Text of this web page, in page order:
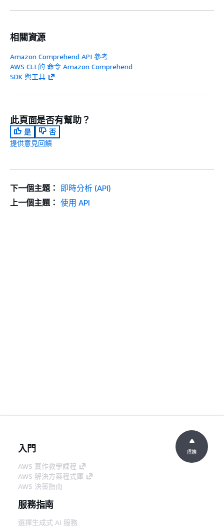
相關資源
Amazon Comprehend API 參考
AWS CLI 的 命令 Amazon Comprehend
SDK 與工具
此頁面是否有幫助？
是
否
提供意見回饋
下一個主題： 即時分析 (API)
上一個主題： 使用 API
入門
AWS 實作教學課程
AWS 解決方案程式庫
AWS 決策指南
服務指南
選擇生成式 AI 服務
頂端